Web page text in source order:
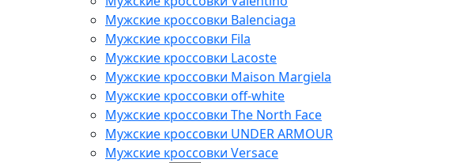
Мужские кроссовки Balenciaga
Мужские кроссовки Fila
Мужские кроссовки Lacoste
Мужские кроссовки Maison Margiela
Мужские кроссовки off-white
Мужские кроссовки The North Face
Мужские кроссовки UNDER ARMOUR
Мужские кроссовки Versace